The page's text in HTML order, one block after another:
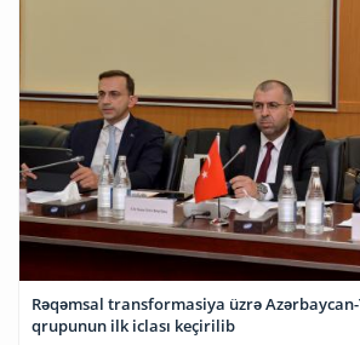
Rəqəmsal transformasiya üzrə
qrupunun ilk iclası keçirilib